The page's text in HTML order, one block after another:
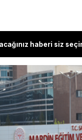
haberi siz